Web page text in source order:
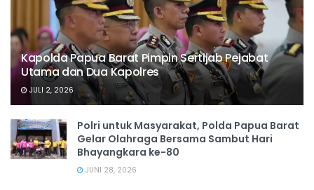
Kapolda Papua Barat Pimpin Sertijab Pejabat
Utama dan Dua Kapolres
JULI 2, 2026
Polri untuk Masyarakat, Polda Papua Barat
Gelar Olahraga Bersama Sambut Hari
Bhayangkara ke-80
JUNI 28, 2026